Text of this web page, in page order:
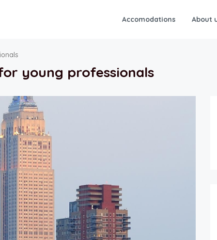
Accomodations About
young professionals